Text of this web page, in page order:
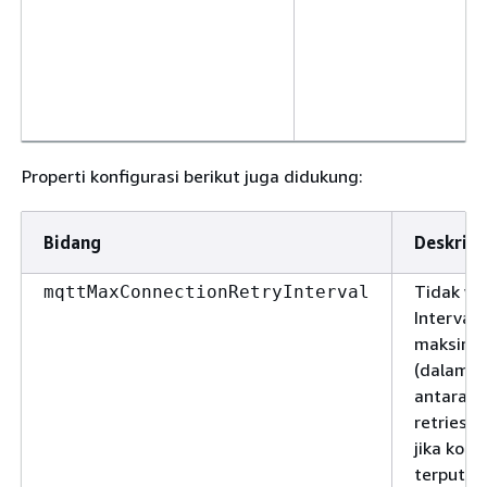
Properti konfigurasi berikut juga didukung:
Bidang
mqttMaxConnectionRetryInterval
Tidak
Interval
(dalam
antara
retries
jika
terputus.